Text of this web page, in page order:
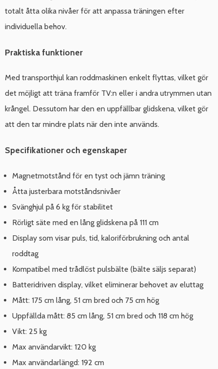
totalt åtta olika nivåer för att anpassa träningen efter
individuella behov.
Praktiska funktioner
Med transporthjul kan roddmaskinen enkelt flyttas, vilket gör
det möjligt att träna framför TV:n eller i andra utrymmen utan
krångel. Dessutom har den en uppfällbar glidskena, vilket gör
att den tar mindre plats när den inte används.
Specifikationer och egenskaper
Magnetmotstånd för en tyst och jämn träning
Åtta justerbara motståndsnivåer
Svänghjul på 6 kg för stabilitet
Rörligt säte med en lång glidskena på 111 cm
Display som visar puls, tid, kaloriförbrukning och antal
roddtag
Kompatibel med trådlöst pulsbälte (bälte säljs separat)
Batteridriven display, vilket eliminerar behovet av eluttag
Mått: 175 cm lång, 51 cm bred och 75 cm hög
Uppfällda mått: 85 cm lång, 51 cm bred och 118 cm hög
Vikt: 25 kg
Max användarvikt: 120 kg
Max användarlängd: 192 cm